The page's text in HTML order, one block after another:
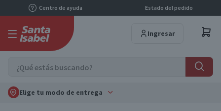
Centro de ayuda Estado del pedido
Ingresar
Elige tu modo de entrega